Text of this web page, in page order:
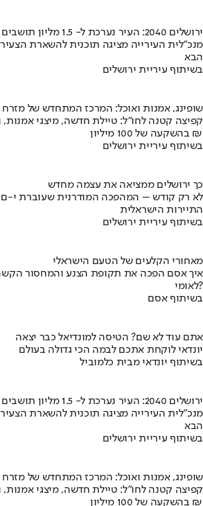
ירושלים 2040: העיר נערכת ל- 1.5 מליון תושבים
מנכ"לית העירייה מציגה תוכנית להשארת
הבא
בשיתוף עיריית ירושלים
שופינג, אמנות ואוכל: המרכז המתחדש של
קפיצה קטנה לחו"ל: טיילת חדשה, מיצגי אמנות,
בהשקעה של 100 מיליון ₪
בשיתוף עיריית ירושלים
כך ירושלים ממציאה את עצמה מחדש
לא רק קודש – המהפכה המודרנית שעוברת י-
התיירות הישראלית
בשיתוף עיריית ירושלים
מאחורי הקלעים של הטעם הישראלי
לאומי?
בשיתוף אסם
אתם עוד לא שם? הטיסה למונדיאל כבר יצאה
יונדאי לוקחת אתכם לבמה הכי גדולה בעולם
בשיתוף יונדאי מבית כלמוביל
ירושלים 2040: העיר נערכת ל- 1.5 מליון תושבים
מנכ"לית העירייה מציגה תוכנית להשארת
הבא
בשיתוף עיריית ירושלים
שופינג, אמנות ואוכל: המרכז המתחדש של
קפיצה קטנה לחו"ל: טיילת חדשה, מיצגי אמנות,
בהשקעה של 100 מיליון ₪